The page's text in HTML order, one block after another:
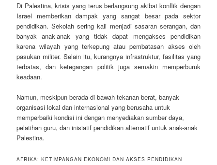
Di Palestina, krisis yang terus berlangsung akibat konflik dengan
Israel memberikan dampak yang sangat besar pada sektor
pendidikan. Sekolah sering kali menjadi sasaran serangan, dan
banyak anak-anak yang tidak dapat mengakses pendidikan
karena wilayah yang terkepung atau pembatasan akses oleh
pasukan militer. Selain itu, kurangnya infrastruktur, fasilitas yang
terbatas, dan ketegangan politik juga semakin memperburuk
keadaan.
Namun, meskipun berada di bawah tekanan berat, banyak
organisasi lokal dan internasional yang berusaha untuk
memperbaiki kondisi ini dengan menyediakan sumber daya,
pelatihan guru, dan inisiatif pendidikan alternatif untuk anak-anak
Palestina.
AFRIKA: KETIMPANGAN EKONOMI DAN AKSES PENDIDIKAN